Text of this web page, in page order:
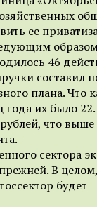
ее
46
составил
плана. Что
года их было
что выше
сектора
В целом,
будет